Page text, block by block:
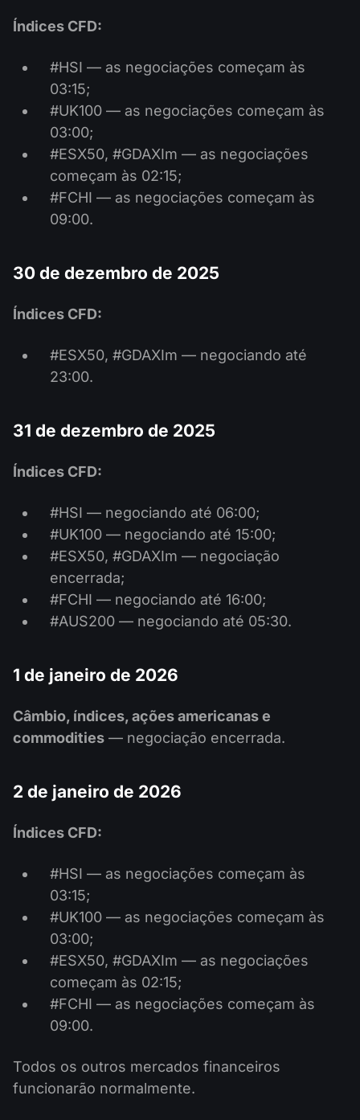
Índices CFD:
#HSI — as negociações começam às
03:15;
#UK100 — as negociações começam às
03:00;
#ESX50, #GDAXIm — as negociações
começam às 02:15;
#FCHI — as negociações começam às
09:00.
30 de dezembro de 2025
Índices CFD:
#ESX50, #GDAXIm — negociando até
23:00.
31 de dezembro de 2025
Índices CFD:
#HSI — negociando até 06:00;
#UK100 — negociando até 15:00;
#ESX50, #GDAXIm — negociação
encerrada;
#FCHI — negociando até 16:00;
#AUS200 — negociando até 05:30.
1 de janeiro de 2026
Câmbio, índices, ações americanas e
commodities — negociação encerrada.
2 de janeiro de 2026
Índices CFD:
#HSI — as negociações começam às
03:15;
#UK100 — as negociações começam às
03:00;
#ESX50, #GDAXIm — as negociações
começam às 02:15;
#FCHI — as negociações começam às
09:00.
Todos os outros mercados financeiros
funcionarão normalmente.